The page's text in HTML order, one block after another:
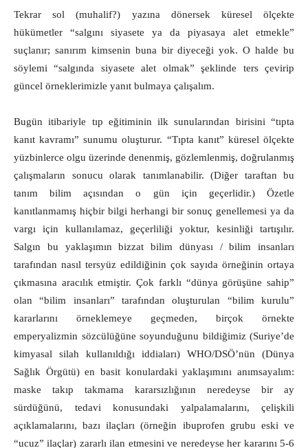
Tekrar sol (muhalif?) yazına dönersek küresel ölçekte
hükümetler “salgını siyasete ya da piyasaya alet etmekle”
suçlanır; sanırım kimsenin buna bir diyeceği yok. O halde bu
söylemi “salgında siyasete alet olmak” şeklinde ters çevirip
güncel örneklerimizle yanıt bulmaya çalışalım.
Bugün itibariyle tıp eğitiminin ilk sunularından birisini “tıpta
kanıt kavramı” sunumu oluşturur. “Tıpta kanıt” küresel ölçekte
yüzbinlerce olgu üzerinde denenmiş, gözlemlenmiş, doğrulanmış
çalışmaların sonucu olarak tanımlanabilir. (Diğer taraftan bu
tanım bilim açısından o gün için geçerlidir.) Özetle
kanıtlanmamış hiçbir bilgi herhangi bir sonuç genellemesi ya da
vargı için kullanılamaz, geçerliliği yoktur, kesinliği tartışılır.
Salgın bu yaklaşımın bizzat bilim dünyası / bilim insanları
tarafından nasıl tersyüz edildiğinin çok sayıda örneğinin ortaya
çıkmasına aracılık etmiştir. Çok farklı “dünya görüşüne sahip”
olan “bilim insanları” tarafından oluşturulan “bilim kurulu”
kararlarını örneklemeye geçmeden, birçok örnekte
emperyalizmin sözcülüğüne soyunduğunu bildiğimiz (Suriye’de
kimyasal silah kullanıldığı iddiaları) WHO/DSÖ’nün (Dünya
Sağlık Örgütü) en basit konulardaki yaklaşımını anımsayalım:
maske takıp takmama kararsızlığının neredeyse bir ay
sürdüğünü, tedavi konusundaki yalpalamalarını, çelişkili
açıklamalarını, bazı ilaçları (örneğin ibuprofen grubu eski ve
“ucuz” ilaçlar) zararlı ilan etmesini ve neredeyse her kararını 5-6